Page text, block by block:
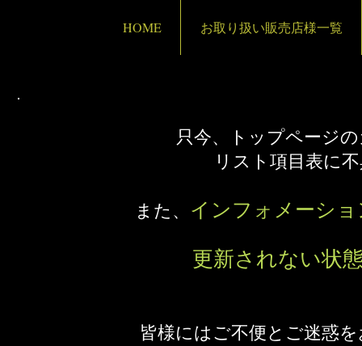
HOME お取り扱い販売店様一覧
只今、トップページ
リスト項目表に
また、 インフォメーシ
更新されない状
皆様にはご不便とご迷惑